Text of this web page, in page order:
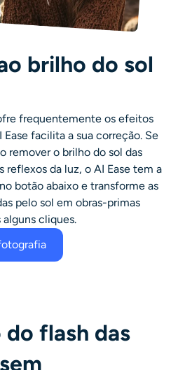
brilho do sol
frequentemente os efeitos
facilita a sua correção. Se
remover o brilho do sol das
reflexos da luz, o AI Ease tem a
botão abaixo e transforme as
pelo sol em obras-primas
cliques.
flash das